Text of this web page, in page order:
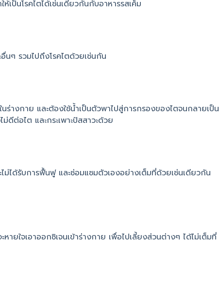
ป็นโรคไตได้เช่นเดียวกันกับอาหารรสเค็ม
นๆ รวมไปถึงโรคไตด้วยเช่นกัน
างกาย และต้องใช้น้ำเป็นตัวพาไปสู่การกรองของไตจนกลายเป็น
ดีต่อไต และกระเพาะปัสสาวะด้วย
ม่ได้รับการฟื้นฟู และซ่อมแซมตัวเองอย่างเต็มที่ด้วยเช่นเดียวกัน
ยใจเอาออกซิเจนเข้าร่างกาย เพื่อไปเลี้ยงส่วนต่างๆ ได้ไม่เต็มที่